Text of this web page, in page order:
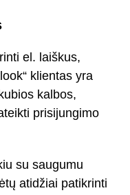
el. laiškus,
klientas yra
kalbos,
prisijungimo
su saugumu
atidžiai patikrinti